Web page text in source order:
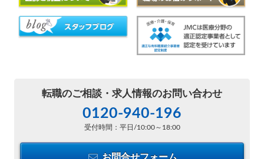
転職のご相談・ 求人情報のお問い合わせ
0120-940-196
受付時間：平日/10:00～18:00